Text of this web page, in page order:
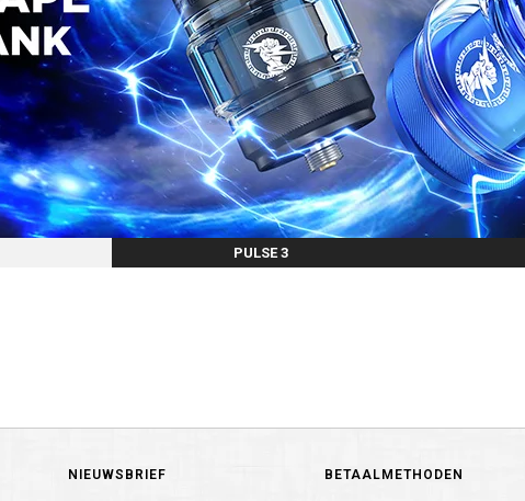
PULSE 3
NIEUWSBRIEF BETAALMETHODEN